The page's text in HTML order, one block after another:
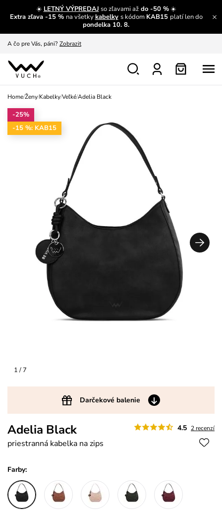
☀️ LETNÝ VÝPREDAJ so zľavami aždo -50 %☀️
Extra zľava -15 % na všetkykabelky s kódom KAB15 platí len do
pondelka 10. 8.
Prečítať viac
A čo pre Vás, páni? Zobrazit
S čím chybu neurobíš?
Nech sa inšpirovať Zobraziť
Home/Ženy/Kabelky/Veľké/Adelia Black
1/ 7
Darčekové balenie
-25%
-15 %: KAB15
4.5 2 recenzí
Adelia Black
priestranná kabelka na zips
Farby: